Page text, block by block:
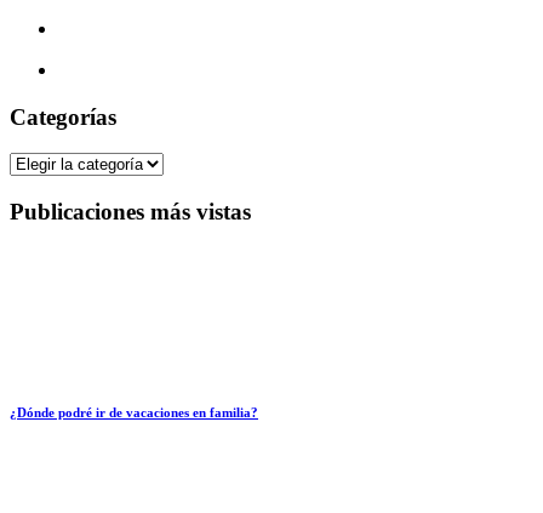
Categorías
Categorías
Publicaciones más vistas
¿Dónde podré ir de vacaciones en familia?